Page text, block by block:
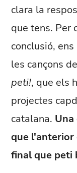
clara la
que tens. Per
conclusió,
les cançons
peti!, que els
projectes
catalana. Una
que l'anterior
final que peti